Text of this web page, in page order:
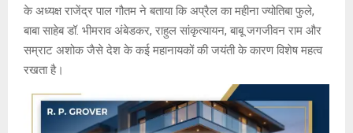
के अध्यक्ष राजेंद्र पाल गौतम ने बताया कि अप्रैल का महीना ज्योतिबा फुले,
बाबा साहेब डॉ. भीमराव अंबेडकर, राहुल सांकृत्यायन, बाबू जगजीवन राम और
सम्राट अशोक जैसे देश के कई महानायकों की जयंती के कारण विशेष महत्व
रखता है।